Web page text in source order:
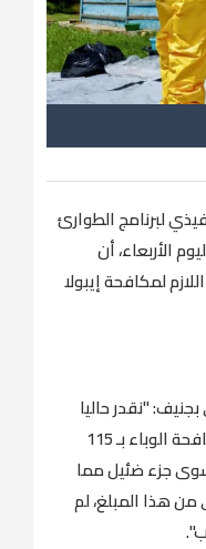
لبرنامج الطوارئ
الأربعاء، أن
لمكافحة إيبولا
"نقدر حاليا
احتياجاتنا للأشهر الثلاثة المقبلة لمكافحة الوباء بـ 115
جزء ضئيل مما
هذا المبلغ، لم